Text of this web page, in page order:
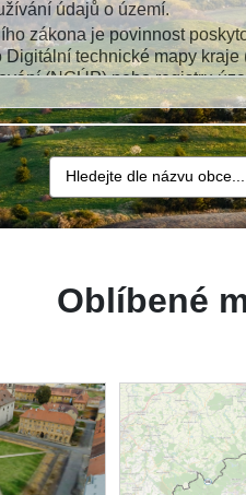
plánů.
informace najdete v rámci aktuality
a aktuality > Územní
došlo k aktualizaci obsahu
plánu –ZDE.
Oblíbené